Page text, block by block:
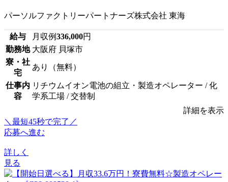
パーソルファクトリーパートナーズ株式会社 東海
給与 月収例336,000円
勤務地 大阪府 貝塚市
寮・社
宅
あり（無料）
仕事内
容
リチウムイオン電池の組立・製造オペレーター / 化
学系工場 / 交替制
詳細を表示
＼最短45秒で完了／
応募へ進む
詳しく
見る